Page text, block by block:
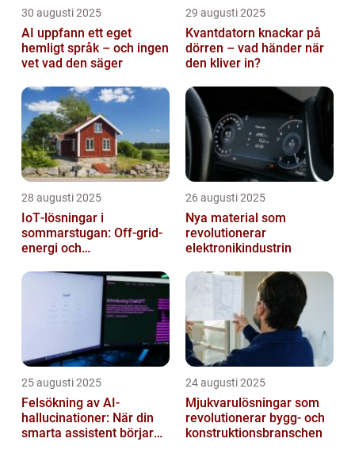
30 augusti 2025
AI uppfann ett eget
hemligt språk – och ingen
vet vad den säger
29 augusti 2025
Kvantdatorn knackar på
dörren – vad händer när
den kliver in?
28 augusti 2025
IoT‑lösningar i
sommarstugan: Off‑grid-
energi och
26 augusti 2025
Nya material som
revolutionerar
elektronikindustrin
25 augusti 2025
Felsökning av AI-
hallucinationer: När din
smarta assistent börjar
24 augusti 2025
Mjukvarulösningar som
revolutionerar bygg- och
konstruktionsbranschen